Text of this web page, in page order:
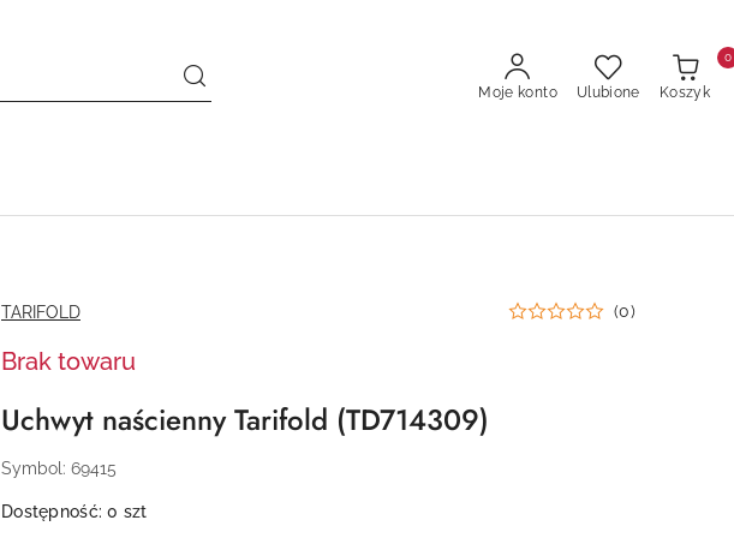
Moje konto Ulubione Koszyk
0
NAZWA
PRODUCENTA:
TARIFOLD (0)
Brak towaru
Uchwyt naścienny Tarifold (TD714309)
Symbol: 69415
Dostępność:0 szt